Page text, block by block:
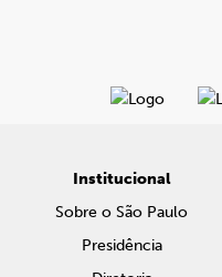
Institucional
Sobre o São Paulo
Presidência